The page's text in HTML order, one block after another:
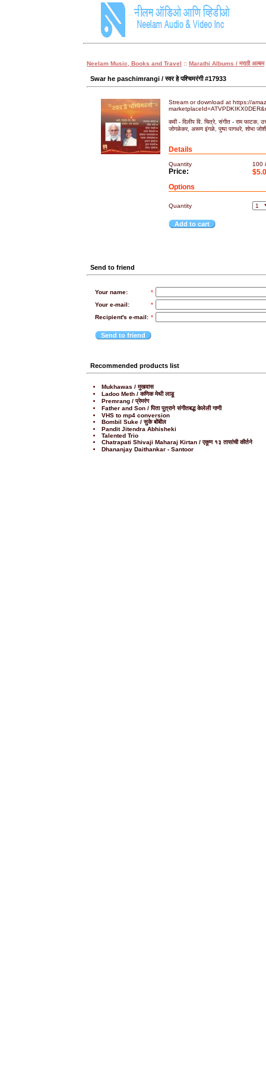
Neelam Music, Books and Travel :: Marathi Albums / मराठी अल्बम
Swar he paschimrangi / स्वर हे पश्चिमरंगी #17933
Stream or download at https://
कवी - दिलीप वि. चित्रे, संगीत - राम फाटक,
जोगळेकर, अरूण इंगळे, पुष्पा पागधरे, शोभा
Details
Quantity 100
Price:
Options
Quantity
Add to cart
Send to friend
Your name:
*
Your e-mail:
*
Recipient's e-mail: *
Send to friend
Recommended products list
Mukhawas / मुखवास
Ladoo Meth / कणिक मेथी लाडू
Premrang / प्रेमरंग
Father and Son / पिता पुत्राने संगीतबद्ध केलेली गाणी
VHS to mp4 conversion
Bombil Suke / सुके बोंबील
Pandit Jitendra Abhisheki
Talented Trio
Chatrapati Shivaji Maharaj Kirtan / एकूण १३ तासांची कीर्तने
Dhananjay Daithankar - Santoor